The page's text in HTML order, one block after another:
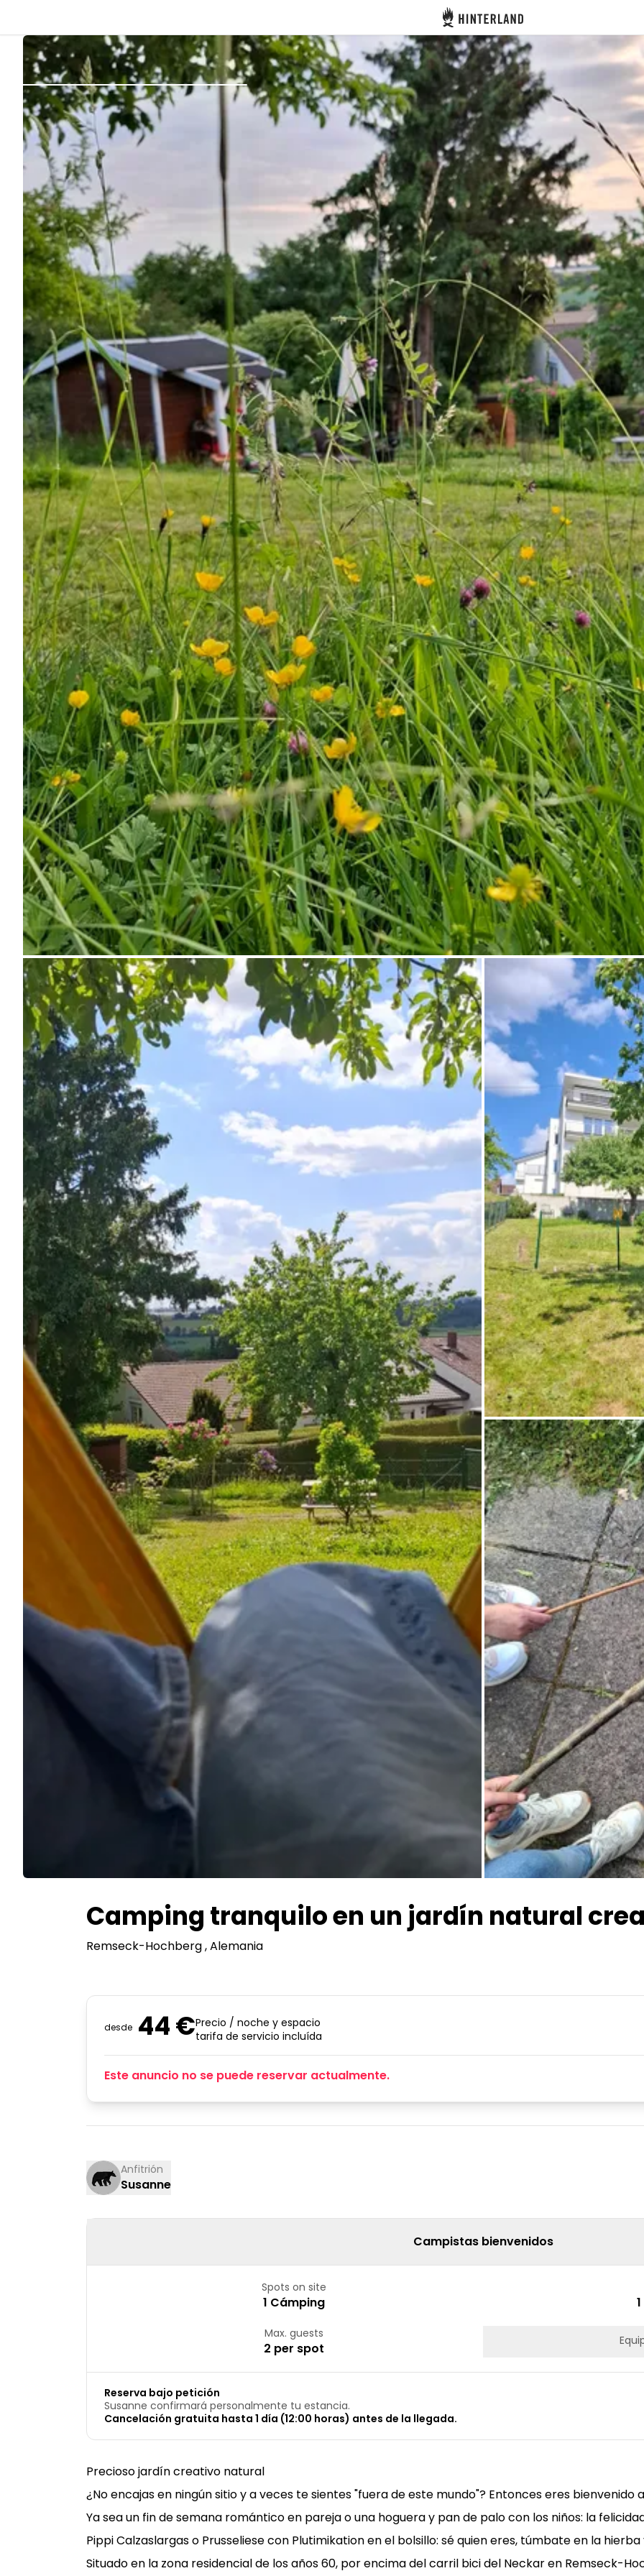
Hinterland
Iniciar sesión
Registrarse
Conviértete en anfitrión
Parcelas
Alojamientos
Rutas
Pregunta Howdy
Inspiración fotográfica
Consejos e inspiración
Historias
Cupones
Sobre nosotros
Tienda
Contacto
Select language
Camping tranquilo en un jardín natural
Remseck-Hochberg, Alemania
desde 44 €Precio / noche y espacio
tarifa de servicio incluída
Este anuncio no se puede reservar actualmente.
Anfitrión
Susanne
Campistas bienvenidos
Spots on site
1 Cámping
Max. guests
2 per spot
Reserva bajo petición
Susanne confirmará personalmente tu estancia.
Cancelación gratuita hasta 1 día (12:00 horas) antes de la llegada.
Precioso jardín creativo natural
¿No encajas en ningún sitio y a veces te sientes "fuera de este mundo"? Entonces eres bienvenido
Ya sea un fin de semana romántico en pareja o una hoguera y pan de palo con los niños: la
Pippi Calzaslargas o Prusseliese con Plutimikation en el bolsillo: sé quien eres, túmbate en la
Situado en la zona residencial de los años 60, por encima del carril bici del Neckar en Remseck-